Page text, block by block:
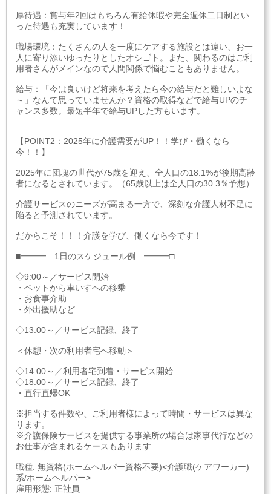
厚待遇：賞与年2回はもちろん有給休暇や完全週休二日制とい
った待遇も充実しています！
職場環境：たくさんの人を一度にケアする施設とは違い、お一
人に寄り添いゆったりとしたオシゴト。また、関わるのはご利
用者さんがメインなので人間関係で悩むこともありません。
給与：「今は良いけど将来を考えたら今の給与だと難しいよな
～」なんて思っていませんか？資格の取得などで給与UPのチ
ャンス多数。最短半年で給与UPした方もいます。
【POINT2：2025年に介護需要がUP！！学び・働くなら
今！！】
2025年に団塊の世代が75歳を迎え、全人口の18.1%が後期高齢
者になるとされています。（65歳以上は全人口の30.3％予想）
介護サービスのニーズが高まる一方で、深刻な介護人材不足に
陥ると予測されています。
だからこそ！！！介護を学び、働くなら今です！
■━━━ 1日のスケジュール例 ━━━□
◇9:00～／サービス開始
・ベットから車いすへの移乗
・お食事介助
・外出援助など
◇13:00～／サービス記録、終了
＜休憩・次の利用者宅へ移動＞
◇14:00～／利用者宅到着・サービス開始
◇18:00～／サービス記録、終了
・直行直帰OK
※担当する件数や、ご利用者様によって時間・サービスは異な
ります。
※介護保険サービスを提供する事業所の場合は家事代行などの
お仕事が含まれるケースもあります
職種: 無資格(ホームヘルパー資格不要)<介護職(ケアワーカー)
系/ホームヘルパー>
雇用形態: 正社員